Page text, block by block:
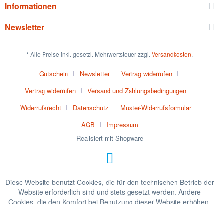
Informationen
Newsletter
* Alle Preise inkl. gesetzl. Mehrwertsteuer zzgl. Versandkosten.
Gutschein Newsletter
Vertrag widerrufen
Vertrag widerrufen
Versand und Zahlungsbedingungen
Widerrufsrecht
Datenschutz
Muster-Widerrufsformular
AGB
Impressum
Realisiert mit Shopware
Diese Website benutzt Cookies, die für den technischen Betrieb der
Website erforderlich sind und stets gesetzt werden. Andere
Cookies, die den Komfort bei Benutzung dieser Website erhöhen,